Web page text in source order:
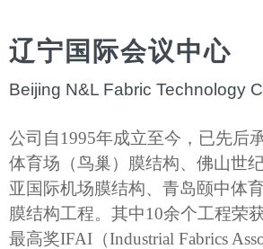
辽宁国际会议中心
Beijing N&L Fabric Technology
公司自1995年成立至今，已先后
体育场（鸟巢）膜结构、佛山世
亚国际机场膜结构、青岛颐中体
膜结构工程。其中10余个工程荣
最高奖IFAI（Industrial Fabrics